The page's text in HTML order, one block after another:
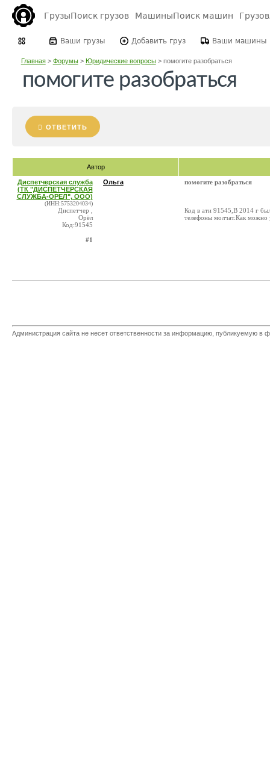
ГрузыПоиск грузов МашиныПоиск машин
Ваши грузы Добавить груз Ваши машины
Главная> Форумы> Юридические вопросы> помогите разобраться
помогите разобраться
ОТВЕТИТЬ
Автор
Диспетчерская служба
(ТК "ДИСПЕТЧЕРСКАЯ
СЛУЖБА-ОРЕЛ", ООО)
(ИНН:5753204034)
Диспетчер ,
Орёл
Код:91545
#1
Ольга помогите разобраться
Код в ати 91545,В 2014 г
телефоны молчат.Как можно
Администрация сайта не несет ответственности за информацию, публикуемую